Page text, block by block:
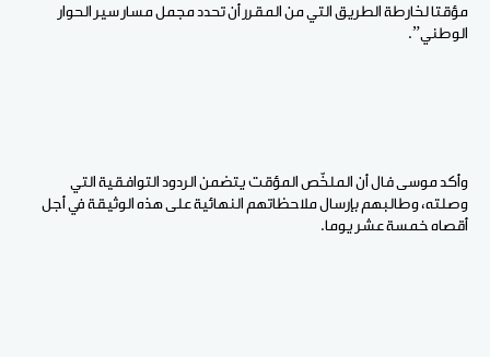
مؤقتا لخارطة الطريق التي من المقرر أن تحدد مجمل مسار سير الحوار
الوطني”.
وأكد موسى فال أن الملخّص المؤقت يتضمن الردود التوافقية التي
وصلته، وطالبهم بإرسال ملاحظاتهم النهائية على هذه الوثيقة في أجل
أقصاه خمسة عشر يوما.